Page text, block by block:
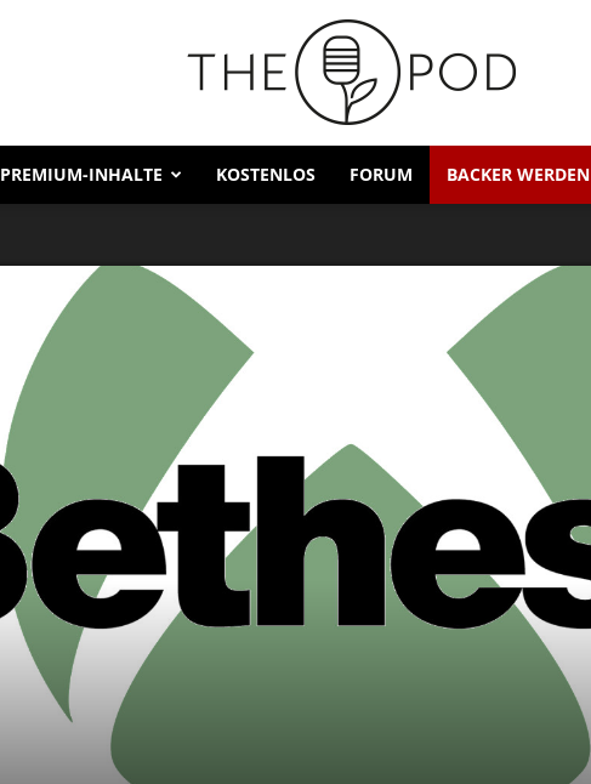
PREMIUM-INHALTE KOSTENLOS FORUM BACKER WERDEN